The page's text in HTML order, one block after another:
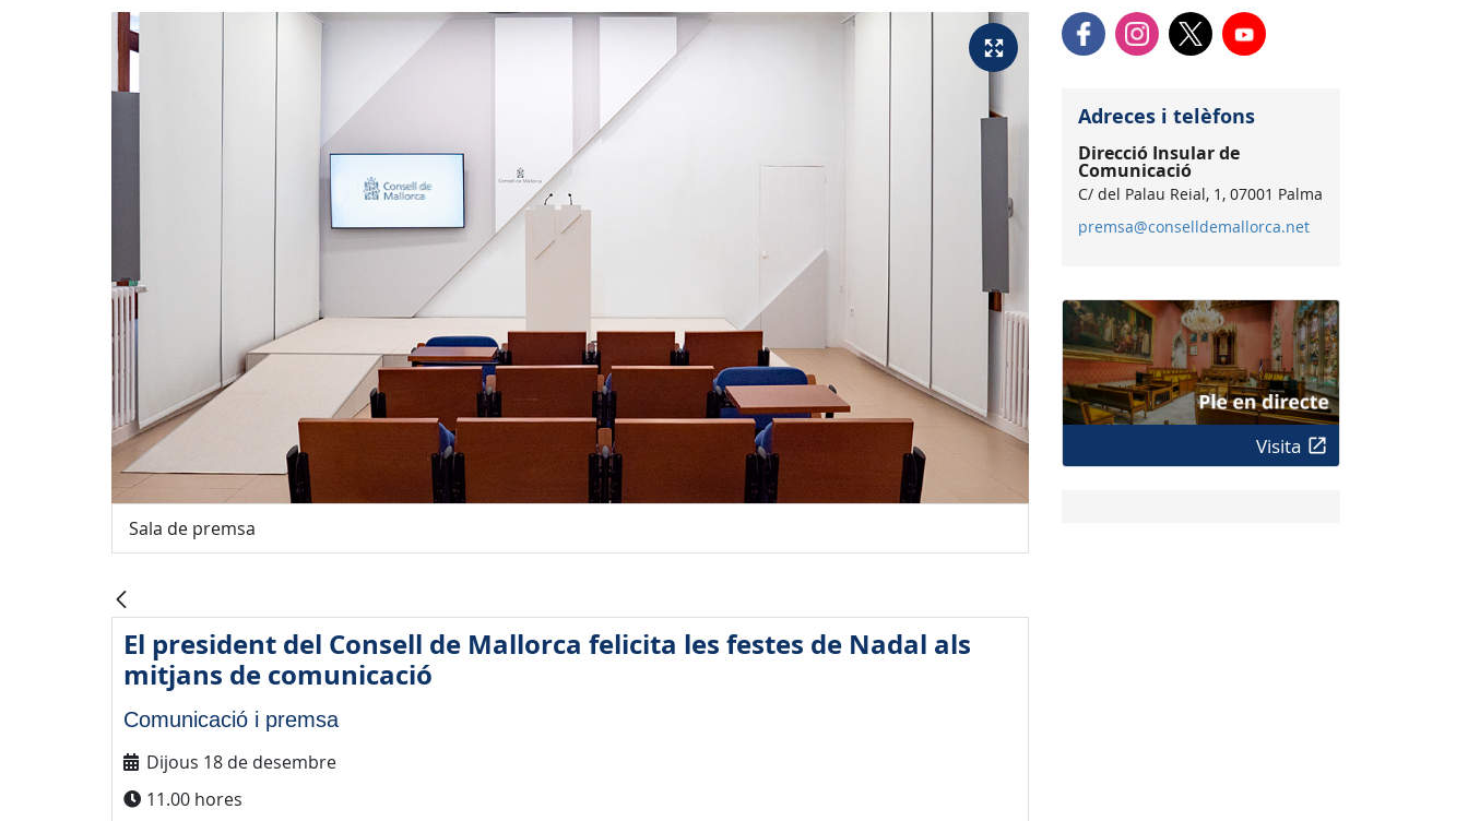
Sala de premsa
El president del Consell de Mallorca felicita les festes de Nadal als
mitjans de comunicació
Comunicació i premsa
Dijous 18 de desembre
11.00 hores
Adreces i telèfons
Direcció Insular de
Comunicació
C/ del Palau Reial, 1, 07001 Palma
premsa@conselldemallorca.net
Visita